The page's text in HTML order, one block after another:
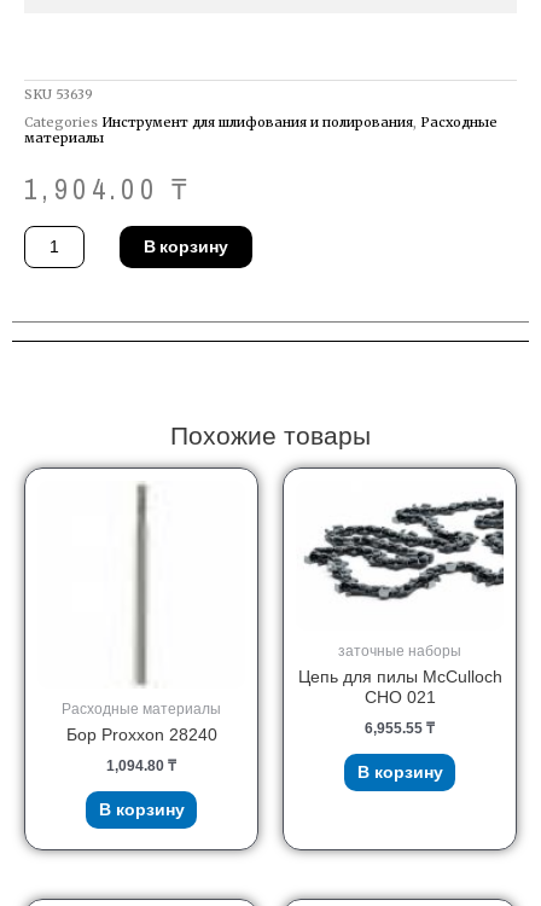
SKU 53639
Categories Инструмент для шлифования и полирования, Расходные
материалы
1,904.00 ₸
Количество
товара
Набор
QZ
В корзину
Похожие товары
Расходные материалы
Бор Proxxon 28240
1,094.80 ₸
В корзину
заточные наборы
Цепь для пилы McCulloch
CHO 021
6,955.55 ₸
В корзину